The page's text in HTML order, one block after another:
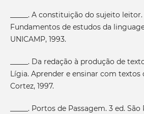
_____. A constituição do sujeito leitor.
Fundamentos de estudos da
UNICAMP, 1993.
_____. Da redação à produção de
Lígia. Aprender e ensinar com textos
Cortez, 1997.
_____. Portos de Passagem. 3 ed.